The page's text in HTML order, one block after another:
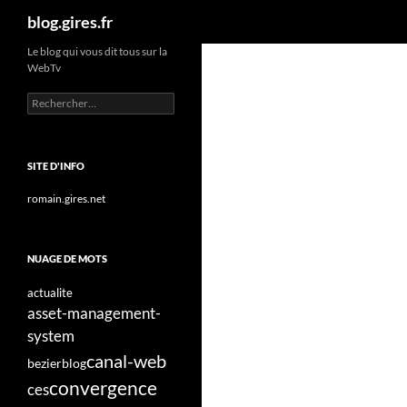
Aller
contenu
blog.gires.fr
Le blog qui vous dit tous sur la
WebTv
Rechercher :
SITE D'INFO
romain.gires.net
NUAGE DE MOTS
actualite
asset-management-
system
bezierblogcanal-web
cesconvergence